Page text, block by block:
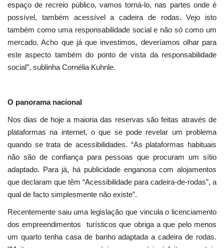
espaço de recreio público, vamos torná-lo, nas partes onde é
possível, também acessível a cadeira de rodas. Vejo isto
também como uma responsabilidade social e não só como um
mercado. Acho que já que investimos, deveríamos olhar para
este aspecto também do ponto de vista da responsabilidade
social”, sublinha Cornélia Kuhnle.
O panorama nacional
Nos dias de hoje a maioria das reservas são feitas através de
plataformas na internet, o que se pode revelar um problema
quando se trata de acessibilidades. “As plataformas habituais
não são de confiança para pessoas que procuram um sítio
adaptado. Para já, há publicidade enganosa com alojamentos
que declaram que têm “Acessibilidade para cadeira-de-rodas”, a
qual de facto simplesmente não existe”.
Recentemente saiu uma legislação que vincula o licenciamento
dos empreendimentos turísticos que obriga a que pelo menos
um quarto tenha casa de banho adaptada a cadeira de rodas.